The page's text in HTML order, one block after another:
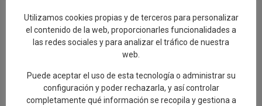
Utilizamos cookies propias y de terceros para personalizar
el contenido de la web, proporcionarles funcionalidades a
las redes sociales y para analizar el tráfico de nuestra
web.
Puede aceptar el uso de esta tecnología o administrar su
configuración y poder rechazarla, y así controlar
completamente qué información se recopila y gestiona a